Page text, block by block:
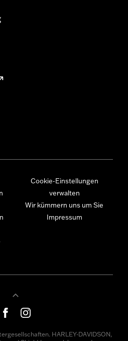
Cookie-Einstellungen
verwalten
Wir kümmern uns um Sie
Impressum
HARLEY-DAVIDSON,